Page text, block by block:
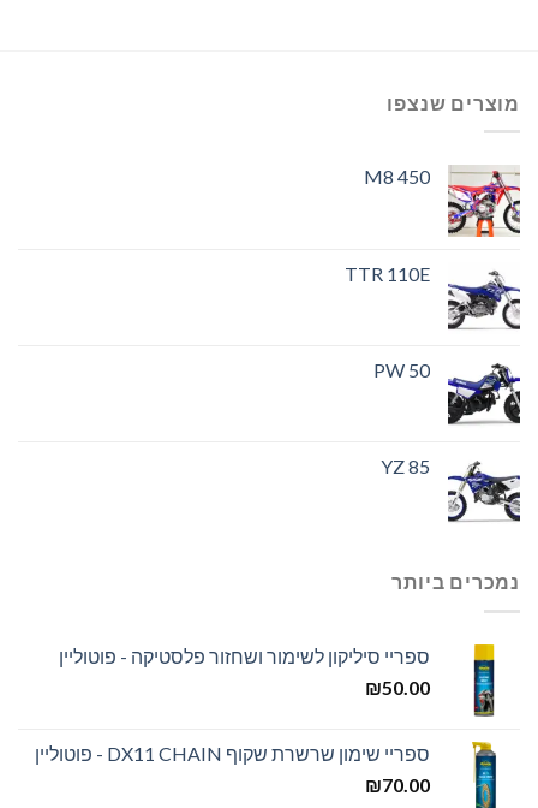
מוצרים שנצפו
M8 450
TTR 110E
PW 50
YZ 85
נמכרים ביותר
ספריי סיליקון לשימור ושחזור פלסטיקה - פוטוליין
₪50.00
ספריי שימון שרשרת שקוף DX11 CHAIN - פוטוליין
₪70.00